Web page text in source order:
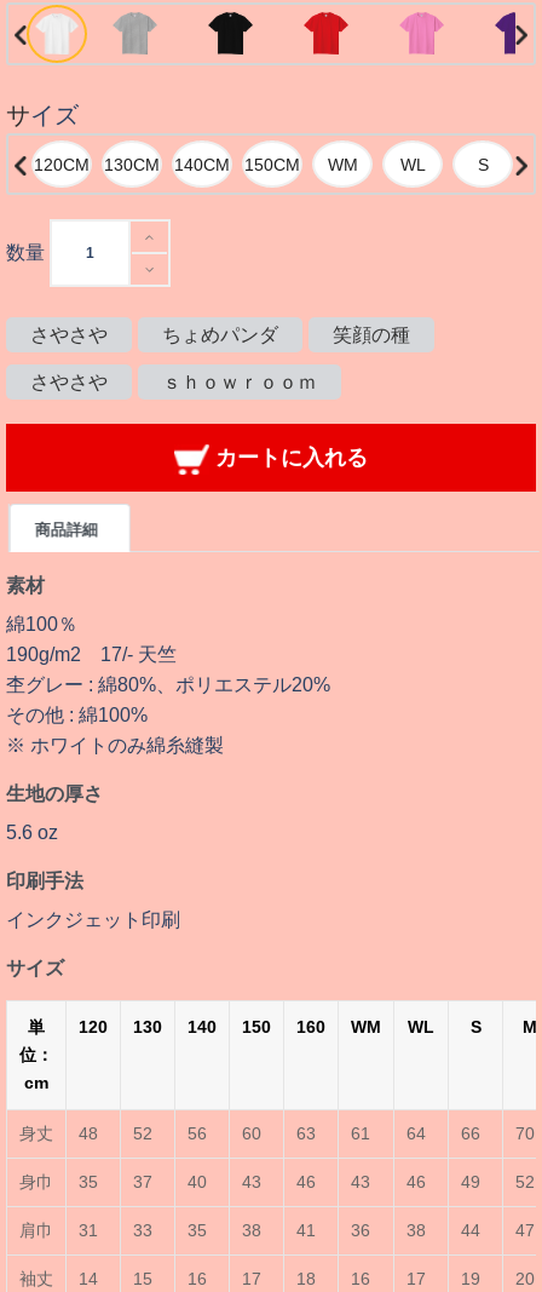
サイズ
数量
さやさや ちょめパンダ 笑顔の種
さやさや ｓｈｏｗｒｏｏｍ
カートに入れる
商品詳細
素材
綿100％
190g/m2 17/- 天竺
杢グレー : 綿80%、ポリエステル20%
その他 : 綿100%
※ ホワイトのみ綿糸縫製
生地の厚さ
5.6 oz
印刷手法
インクジェット印刷
サイズ
単
位：
cm
120 130 140 150 160 WM WL S M
身丈 48 52 56 60 63 61 64 66 70
身巾 35 37 40 43 46 43 46 49 52
肩巾 31 33 35 38 41 36 38 44 47
袖丈 14 15 16 17 18 16 17 19 20